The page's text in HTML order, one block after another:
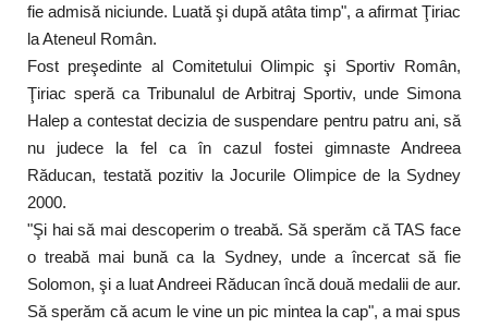
fie admisă niciunde. Luată şi după atâta timp", a afirmat Ţiriac
la Ateneul Român.
Fost preşedinte al Comitetului Olimpic şi Sportiv Român,
Ţiriac speră ca Tribunalul de Arbitraj Sportiv, unde Simona
Halep a contestat decizia de suspendare pentru patru ani, să
nu judece la fel ca în cazul fostei gimnaste Andreea
Răducan, testată pozitiv la Jocurile Olimpice de la Sydney
2000.
"Şi hai să mai descoperim o treabă. Să sperăm că TAS face
o treabă mai bună ca la Sydney, unde a încercat să fie
Solomon, şi a luat Andreei Răducan încă două medalii de aur.
Să sperăm că acum le vine un pic mintea la cap", a mai spus